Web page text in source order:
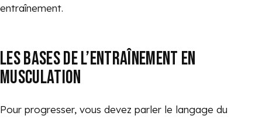
entraînement.
LES BASES DE L’ENTRAÎNEMENT EN
MUSCULATION
Pour progresser, vous devez parler le langage du